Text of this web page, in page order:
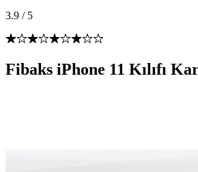
3.9 / 5
Fibaks iPhone 11 Kılıfı